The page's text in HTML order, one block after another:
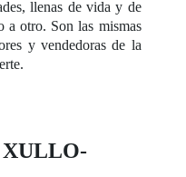
llenas de vida y de
a otro. Son las mismas
y vendedoras de la
XULLO-